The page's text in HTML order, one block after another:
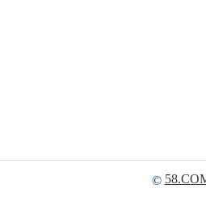
©